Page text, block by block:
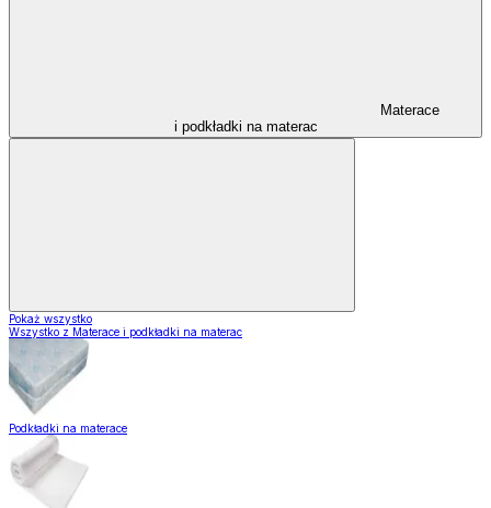
Materace
i podkładki na materac
Pokaż wszystko
Wszystko z Materace i podkładki na materac
Podkładki na materace